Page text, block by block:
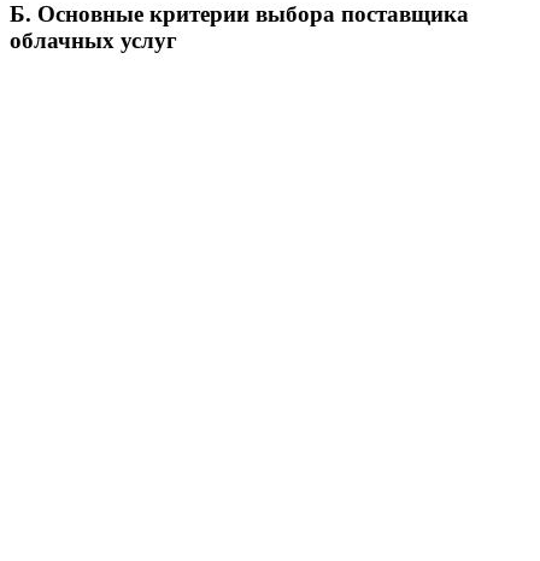
Б. Основные критерии выбора поставщика
облачных услуг